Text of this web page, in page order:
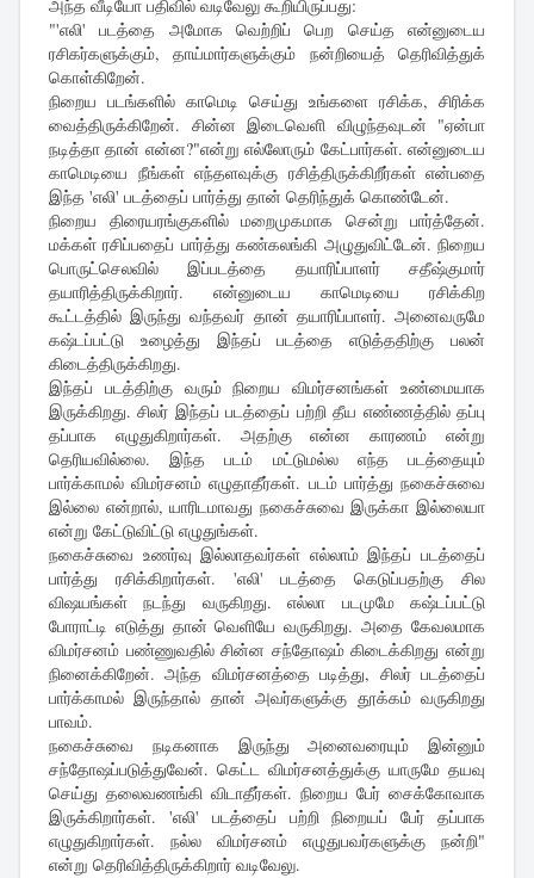
அந்த வீடியோ பதிவில் வடிவேலு கூறியிருப்பது:
"'எலி' படத்தை அமோக வெற்றிப் பெற செய்த என்னுடைய
ரசிகர்களுக்கும், தாய்மார்களுக்கும் நன்றியைத் தெரிவித்துக்
கொள்கிறேன்.
நிறைய படங்களில் காமெடி செய்து உங்களை ரசிக்க, சிரிக்க
வைத்திருக்கிறேன். சின்ன இடைவெளி விழுந்தவுடன் "ஏன்பா
நடித்தா தான் என்ன?"என்று எல்லோரும் கேட்பார்கள். என்னுடைய
காமெடியை நீங்கள் எந்தளவுக்கு ரசித்திருக்கிறீர்கள் என்பதை
இந்த 'எலி' படத்தைப் பார்த்து தான் தெரிந்துக் கொண்டேன்.
நிறைய திரையரங்குகளில் மறைமுகமாக சென்று பார்த்தேன்.
மக்கள் ரசிப்பதைப் பார்த்து கண்கலங்கி அழுதுவிட்டேன். நிறைய
பொருட்செலவில் இப்படத்தை தயாரிப்பாளர் சதீஷ்குமார்
தயாரித்திருக்கிறார். என்னுடைய காமெடியை ரசிக்கிற
கூட்டத்தில் இருந்து வந்தவர் தான் தயாரிப்பாளர். அனைவருமே
கஷ்டப்பட்டு உழைத்து இந்தப் படத்தை எடுத்ததிற்கு பலன்
கிடைத்திருக்கிறது.
இந்தப் படத்திற்கு வரும் நிறைய விமர்சனங்கள் உண்மையாக
இருக்கிறது. சிலர் இந்தப் படத்தைப் பற்றி தீய எண்ணத்தில் தப்பு
தப்பாக எழுதுகிறார்கள். அதற்கு என்ன காரணம் என்று
தெரியவில்லை. இந்த படம் மட்டுமல்ல எந்த படத்தையும்
பார்க்காமல் விமர்சனம் எழுதாதீர்கள். படம் பார்த்து நகைச்சுவை
இல்லை என்றால், யாரிடமாவது நகைச்சுவை இருக்கா இல்லையா
என்று கேட்டுவிட்டு எழுதுங்கள்.
நகைச்சுவை உணர்வு இல்லாதவர்கள் எல்லாம் இந்தப் படத்தைப்
பார்த்து ரசிக்கிறார்கள். 'எலி' படத்தை கெடுப்பதற்கு சில
விஷயங்கள் நடந்து வருகிறது. எல்லா படமுமே கஷ்டப்பட்டு
போராட்டி எடுத்து தான் வெளியே வருகிறது. அதை கேவலமாக
விமர்சனம் பண்ணுவதில் சின்ன சந்தோஷம் கிடைக்கிறது என்று
நினைக்கிறேன். அந்த விமர்சனத்தை படித்து, சிலர் படத்தைப்
பார்க்காமல் இருந்தால் தான் அவர்களுக்கு தூக்கம் வருகிறது
பாவம்.
நகைச்சுவை நடிகனாக இருந்து அனைவரையும் இன்னும்
சந்தோஷப்படுத்துவேன். கெட்ட விமர்சனத்துக்கு யாருமே தயவு
செய்து தலைவணங்கி விடாதீர்கள். நிறைய பேர் சைக்கோவாக
இருக்கிறார்கள். 'எலி' படத்தைப் பற்றி நிறையப் பேர் தப்பாக
எழுதுகிறார்கள். நல்ல விமர்சனம் எழுதுபவர்களுக்கு நன்றி"
என்று தெரிவித்திருக்கிறார் வடிவேலு.